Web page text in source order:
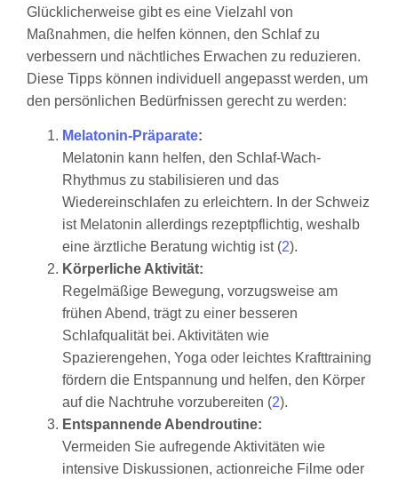
Glücklicherweise gibt es eine Vielzahl von
Maßnahmen, die helfen können, den Schlaf zu
verbessern und nächtliches Erwachen zu reduzieren.
Diese Tipps können individuell angepasst werden, um
den persönlichen Bedürfnissen gerecht zu werden:
Melatonin-Präparate:
Melatonin kann helfen, den Schlaf-Wach-
Rhythmus zu stabilisieren und das
Wiedereinschlafen zu erleichtern. In der Schweiz
ist Melatonin allerdings rezeptpflichtig, weshalb
eine ärztliche Beratung wichtig ist (2).
Körperliche Aktivität:
Regelmäßige Bewegung, vorzugsweise am
frühen Abend, trägt zu einer besseren
Schlafqualität bei. Aktivitäten wie
Spazierengehen, Yoga oder leichtes Krafttraining
fördern die Entspannung und helfen, den Körper
auf die Nachtruhe vorzubereiten (2).
Entspannende Abendroutine:
Vermeiden Sie aufregende Aktivitäten wie
intensive Diskussionen, actionreiche Filme oder